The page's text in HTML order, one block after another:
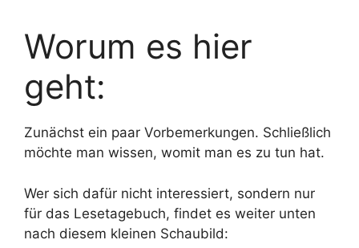
Worum es hier
geht:
Zunächst ein paar Vorbemerkungen. Schließlich
möchte man wissen, womit man es zu tun hat.
Wer sich dafür nicht interessiert, sondern nur
für das Lesetagebuch, findet es weiter unten
nach diesem kleinen Schaubild: